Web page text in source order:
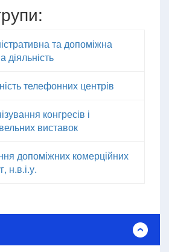
та допоміжна
діяльність
телефонних центрів
конгресів і
виставок
допоміжних комерційних
н.в.і.у.